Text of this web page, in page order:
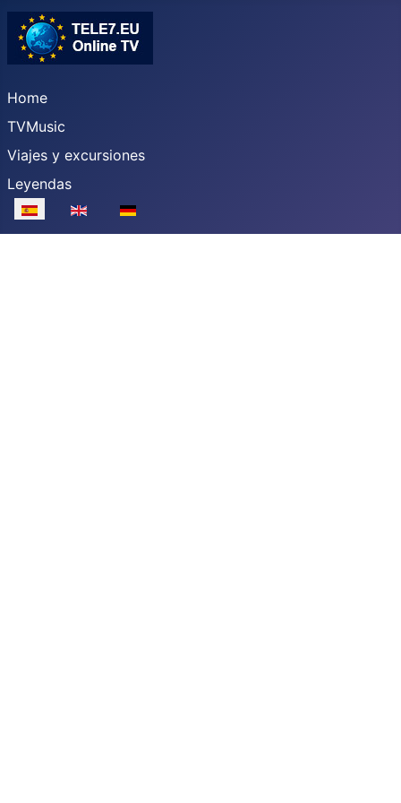
Home
TVMusic
Viajes y excursiones
Leyendas
Seleccione su idioma